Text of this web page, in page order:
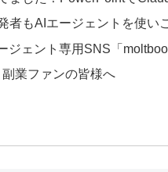
者もAIエージェントを使い
ジェント専用SNS「
業ファンの皆様へ